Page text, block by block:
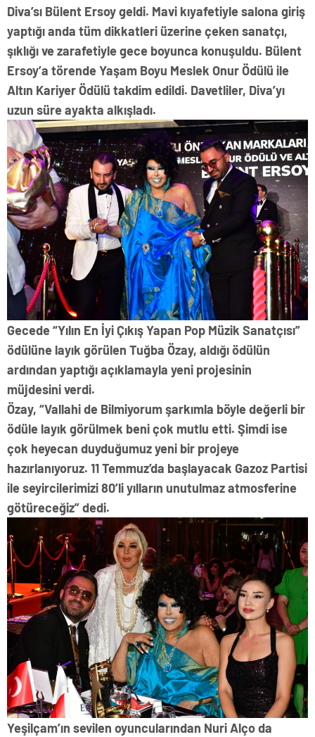
Diva’sı Bülent Ersoy geldi. Mavi kıyafetiyle salona giriş
yaptığı anda tüm dikkatleri üzerine çeken sanatçı,
şıklığı ve zarafetiyle gece boyunca konuşuldu. Bülent
Ersoy’a törende Yaşam Boyu Meslek Onur Ödülü ile
Altın Kariyer Ödülü takdim edildi. Davetliler, Diva’yı
uzun süre ayakta alkışladı.
Gecede “Yılın En İyi Çıkış Yapan Pop Müzik Sanatçısı”
ödülüne layık görülen Tuğba Özay, aldığı ödülün
ardından yaptığı açıklamayla yeni projesinin
müjdesini verdi.
Özay, “Vallahi de Bilmiyorum şarkımla böyle değerli bir
ödüle layık görülmek beni çok mutlu etti. Şimdi ise
çok heyecan duyduğumuz yeni bir projeye
hazırlanıyoruz. 11 Temmuz’da başlayacak Gazoz Partisi
ile seyircilerimizi 80’li yılların unutulmaz atmosferine
götüreceğiz” dedi.
Yeşilçam’ın sevilen oyuncularından Nuri Alço da